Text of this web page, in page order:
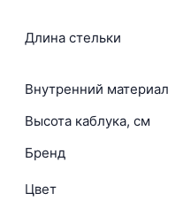
Длина стельки
Внутренний материал
Высота каблука, см
Бренд
Цвет